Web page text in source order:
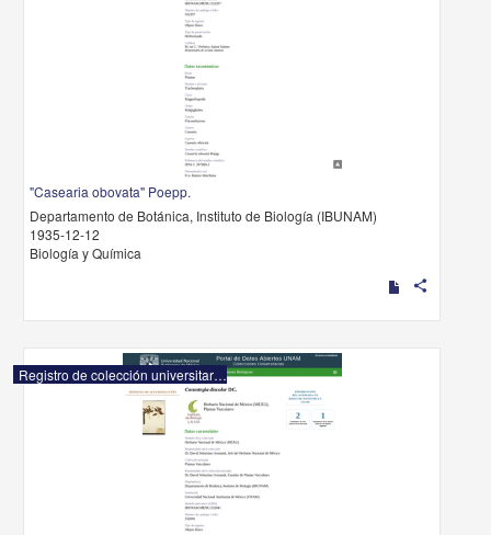
"Casearia obovata" Poepp.
Departamento de Botánica, Instituto de Biología (IBUNAM)
1935-12-12
Biología y Química
share
Registro de colección universitaria